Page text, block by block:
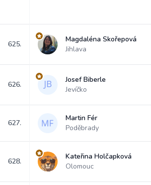
625.
Magdaléna Skořepová
Jihlava
626.
Josef Biberle
Jevíčko
627.
Martin Fér
Poděbrady
628.
Kateřina Holčapková
Olomouc